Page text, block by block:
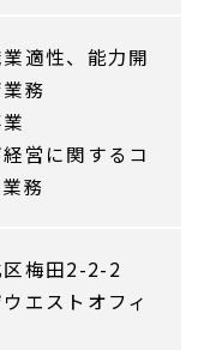
適性、能力開
務
営に関するコ
務
梅田2-2-2
エストオフィ